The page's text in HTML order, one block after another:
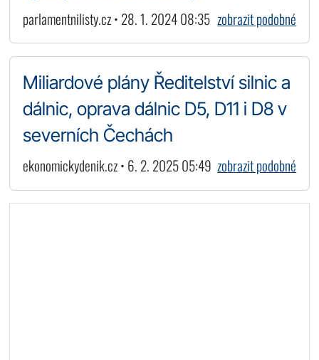
parlamentnilisty.cz • 28. 1. 2024 08:35 zobrazit podobné
Miliardové plány Ředitelství silnic a
dálnic, oprava dálnic D5, D11 i D8 v
severních Čechách
ekonomickydenik.cz • 6. 2. 2025 05:49 zobrazit podobné